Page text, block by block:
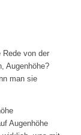
von der
Augenhöhe?
man sie
Augenhöhe